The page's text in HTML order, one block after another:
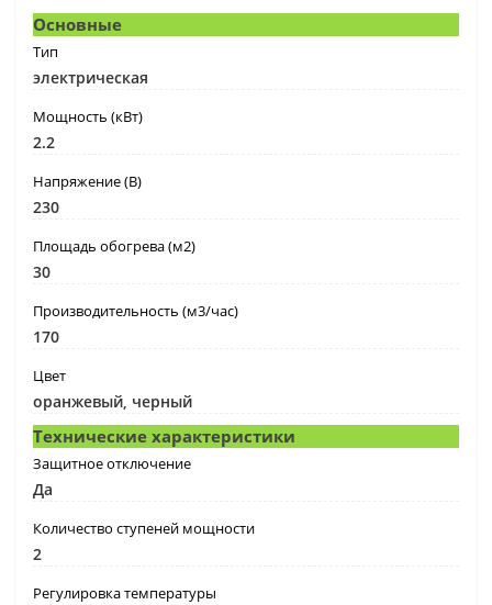
Основные
Тип
электрическая
Мощность (кВт)
2.2
Напряжение (В)
230
Площадь обогрева (м2)
30
Производительность (м3/час)
170
Цвет
оранжевый, черный
Технические характеристики
Защитное отключение
Да
Количество ступеней мощности
2
Регулировка температуры